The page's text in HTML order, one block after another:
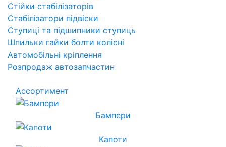
Стійки стабілізаторів
Стабілізатори підвіски
Ступиці та підшипники ступиць
Шпильки гайки болти колісні
Автомобільні кріплення
Розпродаж автозапчастин
Ассортимент
Бампери
Капоти